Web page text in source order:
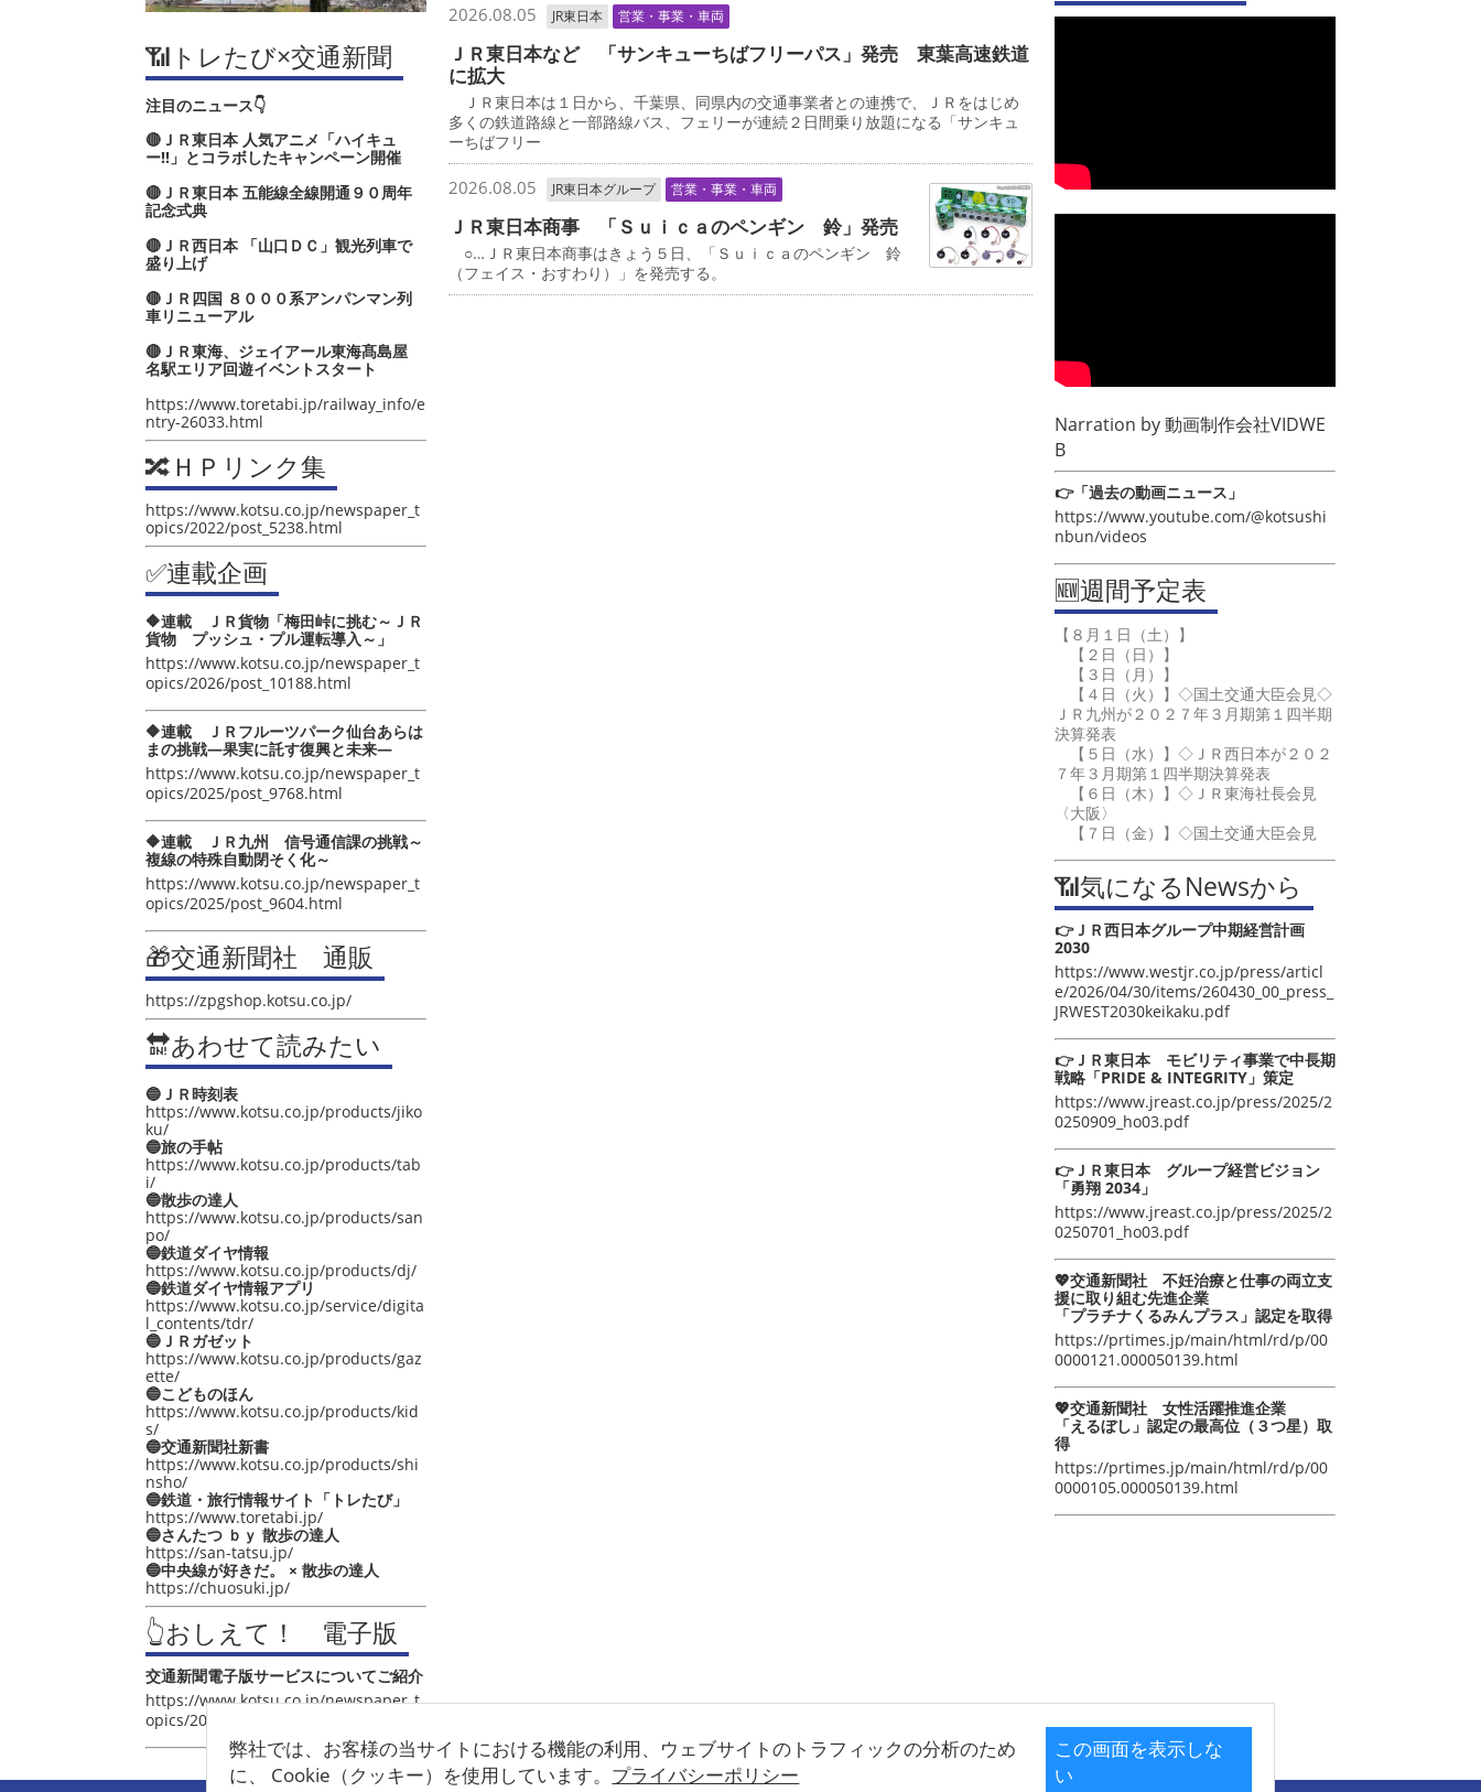
弊社では、お客様の当サイトにおける機能の利用、ウェブサイトのトラフィックの分析のため
に、 Cookie（クッキー）を使用しています。 プライバシーポリシー
この画面を表示しな
い
📶トレたび×交通新聞
注目のニュース👇
🔴ＪＲ東日本 人気アニメ「ハイキュ
ー‼」とコラボしたキャンペーン開催
🔴ＪＲ東日本 五能線全線開通９０周年
記念式典
🔴ＪＲ西日本 「山口ＤＣ」観光列車で
盛り上げ
🔴ＪＲ四国 ８０００系アンパンマン列
車リニューアル
🔴ＪＲ東海、ジェイアール東海髙島屋
名駅エリア回遊イベントスタート
https://www.toretabi.jp/railway_info/e
ntry-26033.html
🔀ＨＰリンク集
https://www.kotsu.co.jp/newspaper_t
opics/2022/post_5238.html
✅連載企画
🔶連載 ＪＲ貨物「梅田峠に挑む～ＪＲ
貨物 プッシュ・プル運転導入～」
https://www.kotsu.co.jp/newspaper_t
opics/2026/post_10188.html
🔶連載 ＪＲフルーツパーク仙台あらは
まの挑戦―果実に託す復興と未来―
https://www.kotsu.co.jp/newspaper_t
opics/2025/post_9768.html
🔶連載 ＪＲ九州 信号通信課の挑戦～
複線の特殊自動閉そく化～
https://www.kotsu.co.jp/newspaper_t
opics/2025/post_9604.html
🎁交通新聞社 通販
https://zpgshop.kotsu.co.jp/
🔛あわせて読みたい
🔵ＪＲ時刻表
https://www.kotsu.co.jp/products/jiko
ku/
🔵旅の手帖
https://www.kotsu.co.jp/products/tab
i/
🔵散歩の達人
https://www.kotsu.co.jp/products/san
po/
🔵鉄道ダイヤ情報
https://www.kotsu.co.jp/products/dj/
🔵鉄道ダイヤ情報アプリ
https://www.kotsu.co.jp/service/digita
l_contents/tdr/
🔵ＪＲガゼット
https://www.kotsu.co.jp/products/gaz
ette/
🔵こどものほん
https://www.kotsu.co.jp/products/kid
s/
🔵交通新聞社新書
https://www.kotsu.co.jp/products/shi
nsho/
🔵鉄道・旅行情報サイト「トレたび」
https://www.toretabi.jp/
🔵さんたつ ｂｙ 散歩の達人
https://san-tatsu.jp/
🔵中央線が好きだ。 × 散歩の達人
https://chuosuki.jp/
👆おしえて！ 電子版
交通新聞電子版サービスについてご紹介
https://www.kotsu.co.jp/newspaper_t
opics/2021/post_4048.html
2026.08.05 JR東日本 営業・事業・車両
ＪＲ東日本など 「サンキューちばフリーパス」発売 東葉高速鉄道
に拡大
ＪＲ東日本は１日から、千葉県、同県内の交通事業者との連携で、ＪＲをはじめ
多くの鉄道路線と一部路線バス、フェリーが連続２日間乗り放題になる「サンキュ
ーちばフリー
2026.08.05 JR東日本グループ 営業・事業・車両
ＪＲ東日本商事 「Ｓｕｉｃａのペンギン 鈴」発売
○…ＪＲ東日本商事はきょう５日、「Ｓｕｉｃａのペンギン 鈴
（フェイス・おすわり）」を発売する。
Narration by動画制作会社VIDWE
B
👉「過去の動画ニュース」
https://www.youtube.com/@kotsushi
nbun/videos
🆕週間予定表
【８月１日（土）】
【２日（日）】
【３日（月）】
【４日（火）】◇国土交通大臣会見◇
ＪＲ九州が２０２７年３月期第１四半期
決算発表
【５日（水）】◇ＪＲ西日本が２０２
７年３月期第１四半期決算発表
【６日（木）】◇ＪＲ東海社長会見
〈大阪〉
【７日（金）】◇国土交通大臣会見
📶気になるNewsから
👉ＪＲ西日本グループ中期経営計画
2030
https://www.westjr.co.jp/press/articl
e/2026/04/30/items/260430_00_press_
JRWEST2030keikaku.pdf
👉ＪＲ東日本 モビリティ事業で中長期
戦略「PRIDE & INTEGRITY」策定
https://www.jreast.co.jp/press/2025/2
0250909_ho03.pdf
👉ＪＲ東日本 グループ経営ビジョン
「勇翔 2034」
https://www.jreast.co.jp/press/2025/2
0250701_ho03.pdf
💖交通新聞社 不妊治療と仕事の両立支
援に取り組む先進企業
「プラチナくるみんプラス」認定を取得
https://prtimes.jp/main/html/rd/p/00
0000121.000050139.html
💖交通新聞社 女性活躍推進企業
「えるぼし」認定の最高位（３つ星）取
得
https://prtimes.jp/main/html/rd/p/00
0000105.000050139.html